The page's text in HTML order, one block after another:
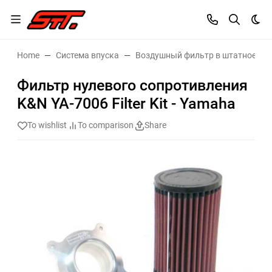
Home Система впуска Воздушный фильтр в штатное
Фильтр нулевого сопротивления
K&N YA-7006 Filter Kit - Yamaha
To wishlist To comparison Share